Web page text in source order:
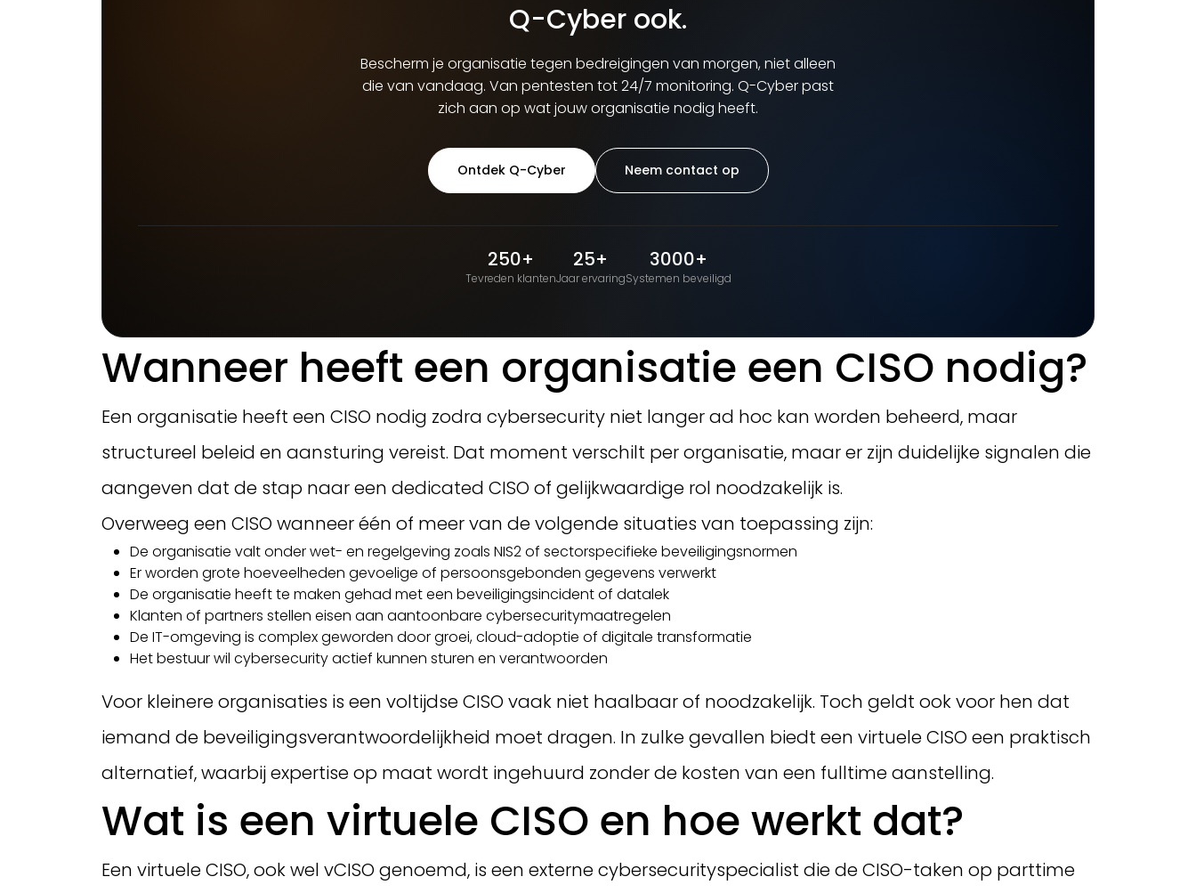
Q-Cyber ook.
Bescherm je organisatie tegen bedreigingen van morgen, niet alleen
die van vandaag. Van pentesten tot 24/7 monitoring. Q-Cyber past
zich aan op wat jouw organisatie nodig heeft.
Ontdek Q-Cyber Neem contact op
250+
Tevreden klanten
25+
Jaar ervaring
3000+
Systemen beveiligd
Wanneer heeft een organisatie een CISO nodig?
Een organisatie heeft een CISO nodig zodra cybersecurity niet langer ad hoc kan worden beheerd, maar
structureel beleid en aansturing vereist. Dat moment verschilt per organisatie, maar er zijn duidelijke signalen die
aangeven dat de stap naar een dedicated CISO of gelijkwaardige rol noodzakelijk is.
Overweeg een CISO wanneer één of meer van de volgende situaties van toepassing zijn:
De organisatie valt onder wet- en regelgeving zoals NIS2 of sectorspecifieke beveiligingsnormen
Er worden grote hoeveelheden gevoelige of persoonsgebonden gegevens verwerkt
De organisatie heeft te maken gehad met een beveiligingsincident of datalek
Klanten of partners stellen eisen aan aantoonbare cybersecuritymaatregelen
De IT-omgeving is complex geworden door groei, cloud-adoptie of digitale transformatie
Het bestuur wil cybersecurity actief kunnen sturen en verantwoorden
Voor kleinere organisaties is een voltijdse CISO vaak niet haalbaar of noodzakelijk. Toch geldt ook voor hen dat
iemand de beveiligingsverantwoordelijkheid moet dragen. In zulke gevallen biedt een virtuele CISO een praktisch
alternatief, waarbij expertise op maat wordt ingehuurd zonder de kosten van een fulltime aanstelling.
Wat is een virtuele CISO en hoe werkt dat?
Een virtuele CISO, ook wel vCISO genoemd, is een externe cybersecurityspecialist die de CISO-taken op parttime